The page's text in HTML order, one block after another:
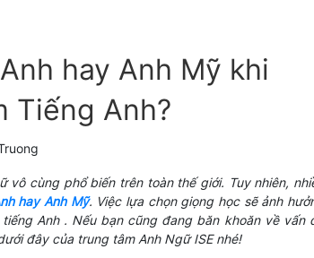
hay Anh Mỹ khi
Tiếng Anh?
vô cùng phổ biến trên toàn thế giới. Tuy nhiên,
hay Anh Mỹ. Việc lựa chọn giọng học sẽ ảnh
Anh . Nếu bạn cũng đang băn khoăn về vấn
đây của trung tâm Anh Ngữ ISE nhé!